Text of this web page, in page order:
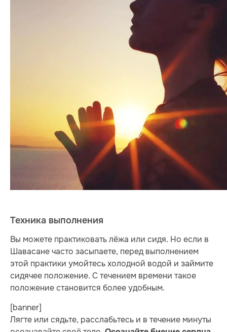
Техника выполнения
Вы можете практиковать лёжа или сидя. Но если в
Шавасане часто засыпаете, перед выполнением
этой практики умойтесь холодной водой и займите
сидячее положение. С течением времени такое
положение становится более удобным.
[banner]
Лягте или сядьте, расслабьтесь и в течение минуты